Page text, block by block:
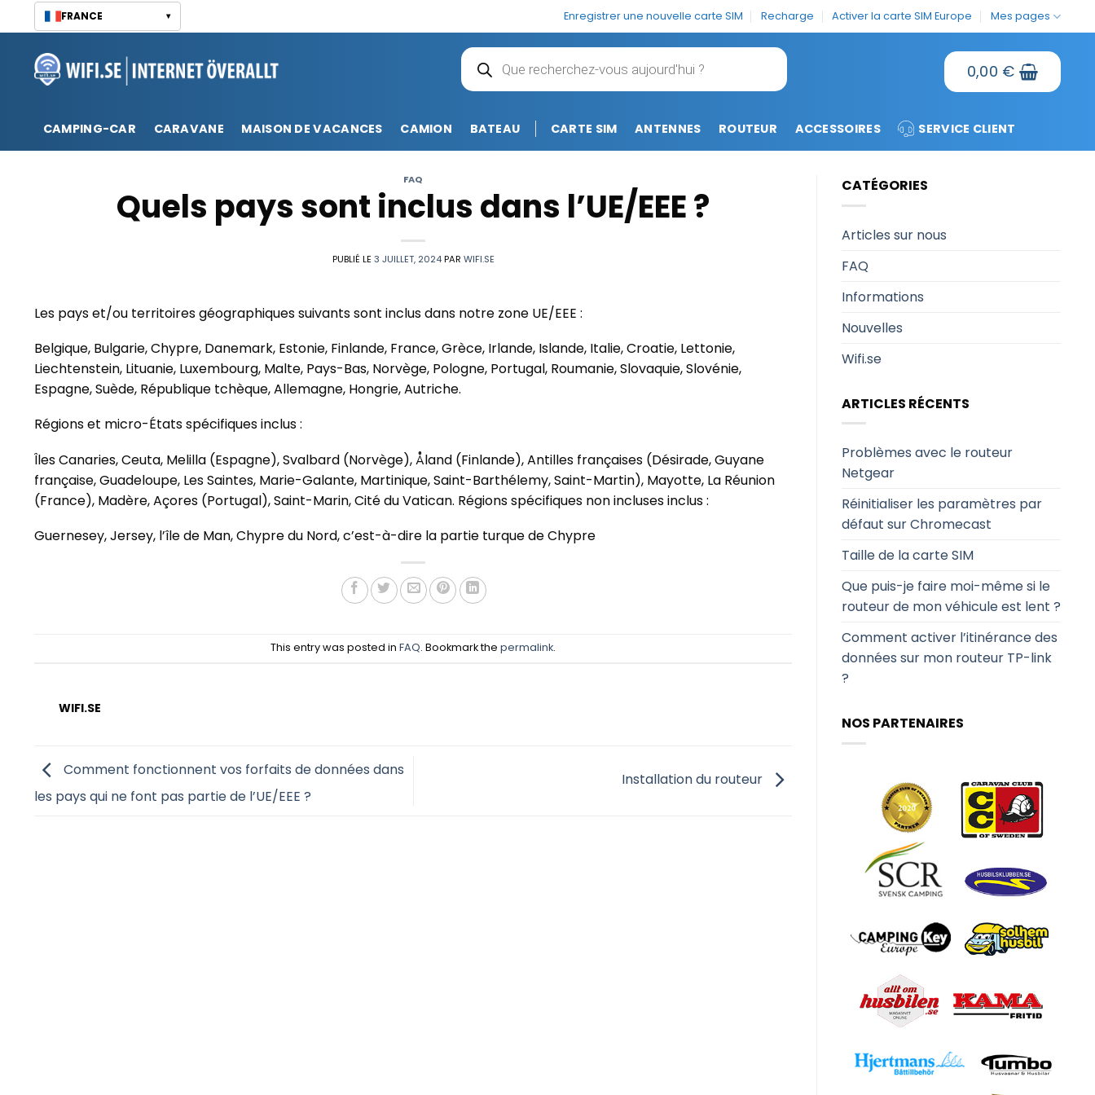
Passer
au
contenu
FRANCE ▾ Enregistrer une nouvelle carte SIM Recharge Activer la carte SIM Europe Mes pages
Recherche
de
produits 0,00 €
CAMPING-CAR CARAVANE MAISON DE VACANCES CAMION BATEAU CARTE SIM ANTENNES ROUTEUR ACCESSOIRES SERVICE CLIENT
FAQ
Quels pays sont inclus dans l’UE/EEE ?
PUBLIÉ LE3 JUILLET, 2024 PAR WIFI.SE
Les pays et/ou territoires géographiques suivants sont inclus dans notre zone UE/EEE :
Belgique, Bulgarie, Chypre, Danemark, Estonie, Finlande, France, Grèce, Irlande, Islande, Italie, Croatie, Lettonie,
Liechtenstein, Lituanie, Luxembourg, Malte, Pays-Bas, Norvège, Pologne, Portugal, Roumanie, Slovaquie, Slovénie,
Espagne, Suède, République tchèque, Allemagne, Hongrie, Autriche.
Régions et micro-États spécifiques inclus :
Îles Canaries, Ceuta, Melilla (Espagne), Svalbard (Norvège), Åland (Finlande), Antilles françaises (Désirade, Guyane
française, Guadeloupe, Les Saintes, Marie-Galante, Martinique, Saint-Barthélemy, Saint-Martin), Mayotte, La Réunion
(France), Madère, Açores (Portugal), Saint-Marin, Cité du Vatican. Régions spécifiques non incluses inclus :
Guernesey, Jersey, l’île de Man, Chypre du Nord, c’est-à-dire la partie turque de Chypre
This entry was posted in FAQ. Bookmark the permalink.
WIFI.SE
Comment fonctionnent vos forfaits de données dans
les pays qui ne font pas partie de l’UE/EEE ?
Installation du routeur
CATÉGORIES
Articles sur nous
FAQ
Informations
Nouvelles
Wifi.se
ARTICLES RÉCENTS
Problèmes avec le routeur
Netgear
Réinitialiser les paramètres par
défaut sur Chromecast
Taille de la carte SIM
Que puis-je faire moi-même si le
routeur de mon véhicule est lent ?
Comment activer l’itinérance des
données sur mon routeur TP-link
?
NOS PARTENAIRES